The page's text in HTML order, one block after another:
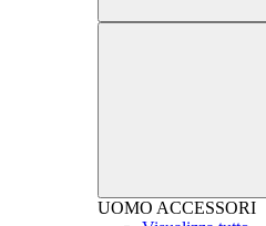
UOMO ACCESSORI